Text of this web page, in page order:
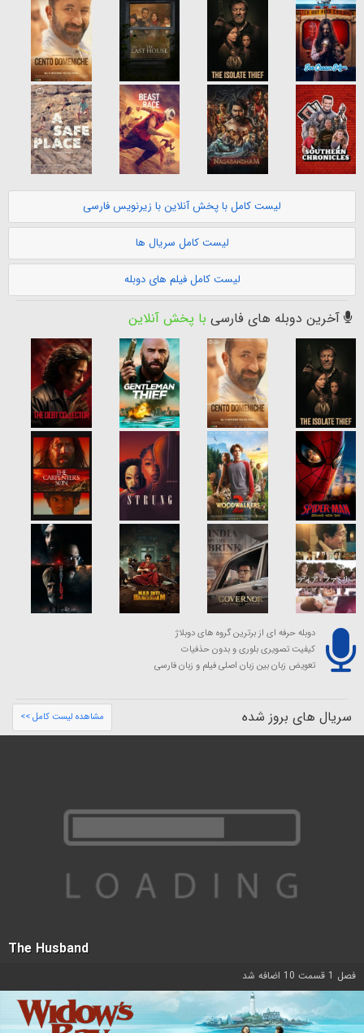
لیست کامل با پخش آنلاین با زیرنویس فارسی
لیست کامل سریال ها
لیست کامل فیلم های دوبله
آخرین دوبله های فارسی با پخش آنلاین
دوبله حرفه ای از برترین گروه های دوبلاژ
کیفیت تصویری بلوری و بدون حذفیات
تعویض زبان بین زبان اصلی فیلم و زبان فارسی
سریال های بروز شده مشاهده لیست کامل >>
The Husband
فصل 1 قسمت 10 اضافه شد